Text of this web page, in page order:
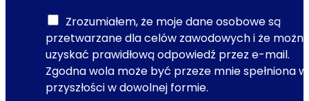
j
s
c
e
d
e
s
R
e
j
Zrozumiałem, że moje dane osobowe są
przetwarzane dla celów zawodowych i że
uzyskać prawidłową odpowiedź przez e-mail.
Zgodna wola może być przeze mnie spełniona w
przyszłości w dowolnej formie.